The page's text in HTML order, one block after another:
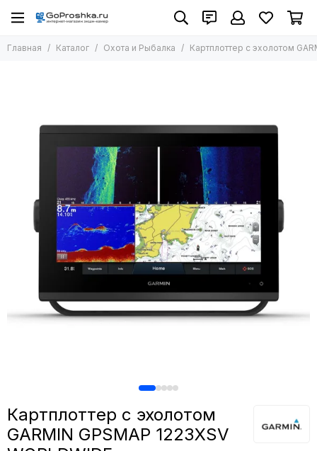
Охота и Рыбалка
Велокомпьютеры
Главная Каталог Охота и Рыбалка Картплоттер с эхолотом
Картплоттер с эхолотом
GARMIN GPSMAP 1223XSV